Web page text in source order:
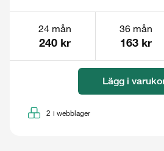
24 mån
240 kr
36 mån
163 kr
Lägg i
2 i webblager